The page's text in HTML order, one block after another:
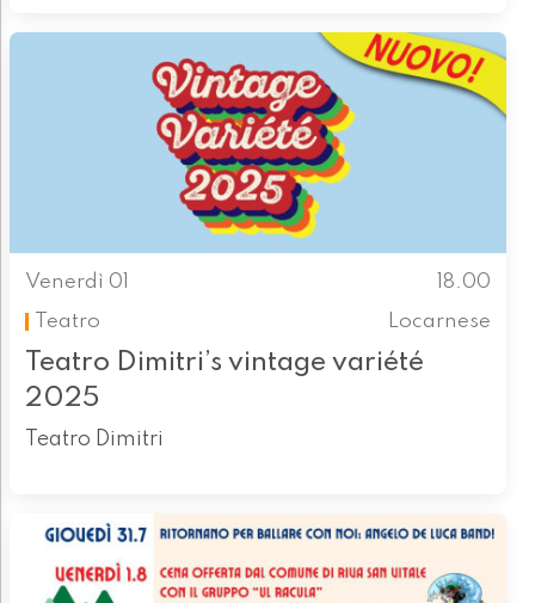
Venerdì 01
18.00
Teatro
Locarnese
Teatro Dimitri’s vintage variété
2025
Teatro Dimitri